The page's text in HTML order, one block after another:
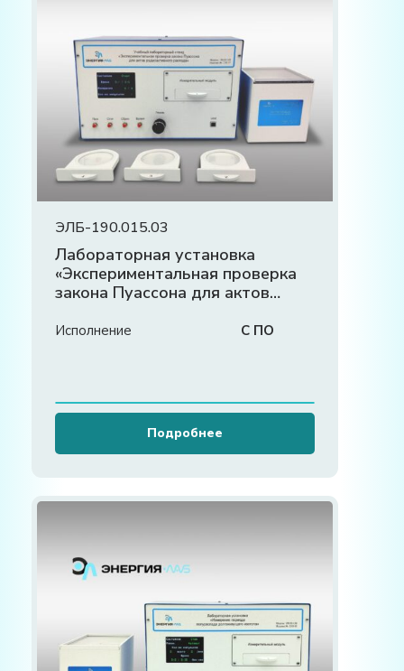
ЭЛБ-190.015.03
Лабораторная установка
«Экспериментальная проверка
закона Пуассона для актов
Исполнение С ПО
Подробнее